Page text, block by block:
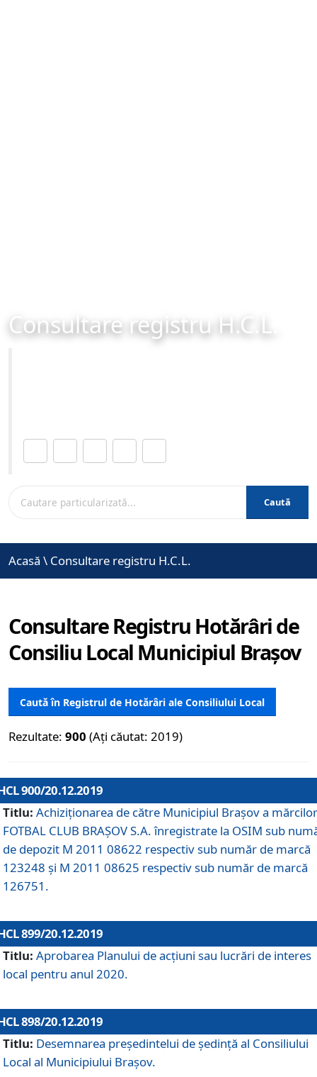
Consultare registru H.C.L.
Caută
Acasă \ Consultare registru H.C.L.
Consultare Registru Hotărâri de
Consiliu Local Municipiul Brașov
Caută în Registrul de Hotărâri ale Consiliului Local
Rezultate: 900 (Ați căutat: 2019)
900/20.12.2019
Titlu: Achiziționarea de către Municipiul Brașov a mărcilor
FOTBAL CLUB BRAȘOV S.A. înregistrate la OSIM sub
de depozit M 2011 08622 respectiv sub număr de marcă
123248 și M 2011 08625 respectiv sub număr de marcă
126751.
899/20.12.2019
Titlu: Aprobarea Planului de acţiuni sau lucrări de interes
local pentru anul 2020.
898/20.12.2019
Titlu: Desemnarea preşedintelui de şedinţă al Consiliului
Local al Municipiului Braşov.